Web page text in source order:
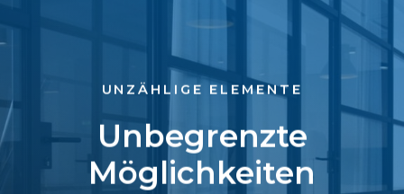
UNZÄHLIGE ELEMENTE
Unbegrenzte
Möglichkeiten